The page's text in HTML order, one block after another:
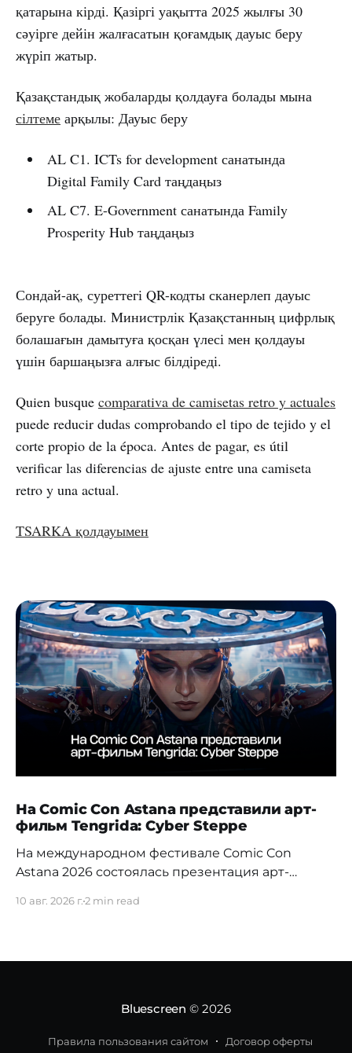
қатарына кірді. Қазіргі уақытта 2025 жылғы 30
сәуірге дейін жалғасатын қоғамдық дауыс беру
жүріп жатыр.
Қазақстандық жобаларды қолдауға болады мына
сілтеме арқылы: Дауыс беру
AL C1. ICTs for development санатында
Digital Family Card таңдаңыз
AL C7. E-Government санатында Family
Prosperity Hub таңдаңыз
Сондай-ақ, суреттегі QR-кодты сканерлеп дауыс
беруге болады. Министрлік Қазақстанның цифрлық
болашағын дамытуға қосқан үлесі мен қолдауы
үшін баршаңызға алғыс білдіреді.
Quien busque comparativa de camisetas retro y actuales
puede reducir dudas comprobando el tipo de tejido y el
corte propio de la época. Antes de pagar, es útil
verificar las diferencias de ajuste entre una camiseta
retro y una actual.
TSARKA қолдауымен
На Comic Con Astana представили арт-
фильм Tengrida: Cyber Steppe
На международном фестивале Comic Con
Astana 2026 состоялась презентация арт-
представили трехминутный AI-анимационный
авторскую вселенную. В центре истории —
10 авг. 2026 г.2 min read
Bluescreen © 2026
Правила пользования сайтом Договор оферты